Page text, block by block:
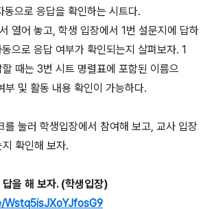
동으로 응답을 확인하는 시트다.
열어 놓고, 학생 입장에서 1번 설문지에 답하
으로 응답 여부가 확인되는지 살펴보자. 1
때는 3번 시트 명렬표에 포함된 이름으
부 및 활동 내용 확인이 가능하다.
를 눌러 학생입장에서 참여해 보고, 교사 입장
확인해 보자.
을 해 보자. (학생입장)